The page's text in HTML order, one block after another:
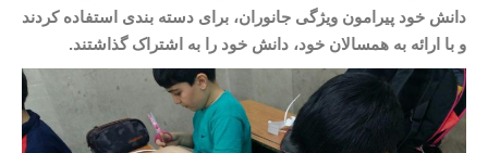
دانش خود پیرامون ویژگی جانوران، برای دسته بندی استفاده کردند
و با ارائه به همسالان خود، دانش خود را به اشتراک گذاشتند.